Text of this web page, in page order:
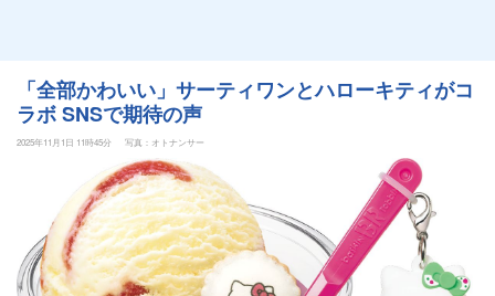
「全部かわいい」サーティワンとハローキティがコ
ラボ SNSで期待の声
2025年11月1日 11時45分 写真：オトナンサー